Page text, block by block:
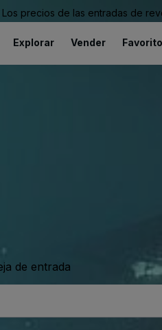
precios de las entradas de
Explorar Vender
de entrada